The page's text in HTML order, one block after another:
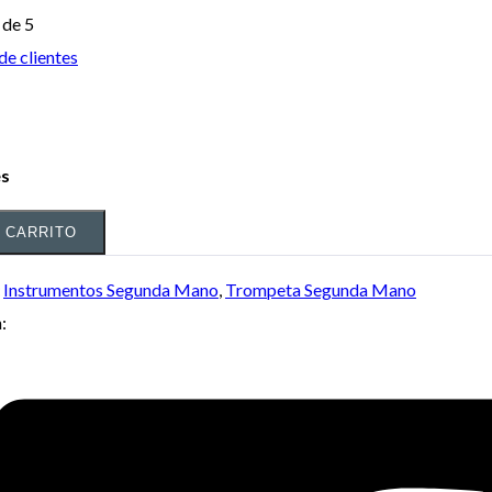
de 5
clientes
Instrumentos Segunda Mano Trompeta Segunda Mano